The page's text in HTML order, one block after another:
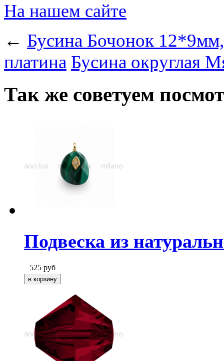
На нашем сайте
← Бусина Бочонок
платина Бусина округлая
Так же советуем
Подвеска из
525 руб